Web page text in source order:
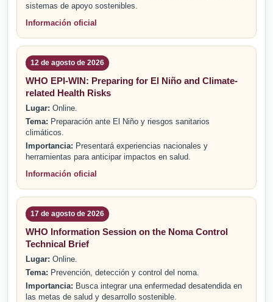
sistemas de apoyo sostenibles.
Información oficial
12 de agosto de 2026
WHO EPI-WIN: Preparing for El Niño and Climate-
related Health Risks
Lugar: Online.
Tema: Preparación ante El Niño y riesgos sanitarios
climáticos.
Importancia: Presentará experiencias nacionales y
herramientas para anticipar impactos en salud.
Información oficial
17 de agosto de 2026
WHO Information Session on the Noma Control
Technical Brief
Lugar: Online.
Tema: Prevención, detección y control del noma.
Importancia: Busca integrar una enfermedad desatendida en
las metas de salud y desarrollo sostenible.